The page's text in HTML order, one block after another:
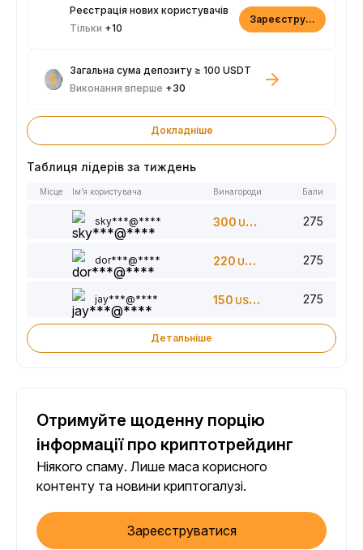
Реєстрація нових користувачів
Тільки +10
Зареєструватися
Загальна сума депозиту ≥ 100 USDT
Виконання вперше +30
Докладніше
Таблиця лідерів за тиждень
Місце Ім’я користувача Винагороди Бали
sky***@**** 300 USDT 275
dor***@**** 220 USDT 275
jay***@**** 150 USDT 275
Детальніше
Отримуйте щоденну порцію
інформації про криптотрейдинг
Ніякого спаму. Лише маса корисного
контенту та новини криптогалузі.
Зареєструватися